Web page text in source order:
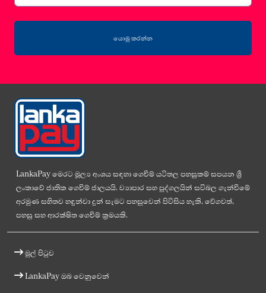
යොමු කරන්න
LankaPay මෙරට මූල්‍ය අංශය සඳහා ගෙවීම් යටිතල පහසුකම් සපයන ශ්‍රී
ලංකාවේ ජාතික ගෙවීම් ජාලයයි. ව්‍යාපාර සහ පුද්ගලයින් සවිබල ගැන්වීමේ
අරමුණ සහිතව හඳුන්වා දුන් සැමට පහසුවෙන් පිවිසිය හැකි, වේගවත්,
පහසු සහ ආරක්ෂිත ගෙවීම් ක්‍රමයකි.
මුල් පිටුව
LankaPay ඔබ වෙනුවෙන්